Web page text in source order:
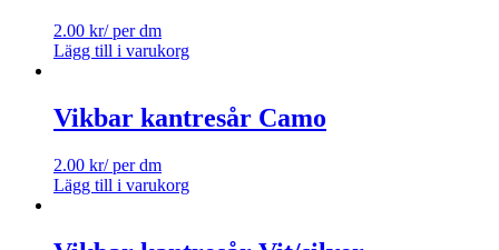
2.00 kr/ per dm
Lägg till i varukorg
Vikbar kantresår Camo
2.00 kr/ per dm
Lägg till i varukorg